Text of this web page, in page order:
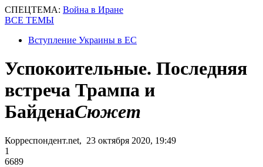
СПЕЦТЕМА: Война в Иране
ВСЕ ТЕМЫ
Вступление Украины в ЕС
Успокоительные. Последняя
встреча Трампа и
БайденаСюжет
Корреспондент.net, 23 октября 2020, 19:49
1
6689